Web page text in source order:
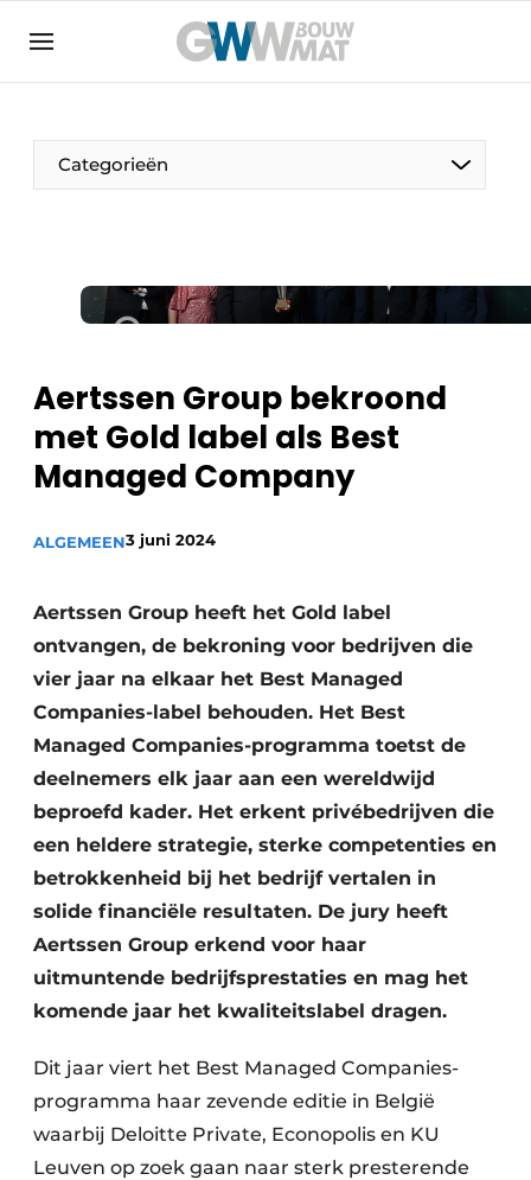
Bedrijven
Contact
Home
Nieuwsbrief
Podcasts
Privacy / Cookie statement
Categorieën
Aertssen Group bekroond
met Gold label als Best
Managed Company
ALGEMEEN3 juni 2024
Aertssen Group heeft het Gold label
ontvangen, de bekroning voor bedrijven die
vier jaar na elkaar het Best Managed
Companies-label behouden. Het Best
Managed Companies-programma toetst de
deelnemers elk jaar aan een wereldwijd
beproefd kader. Het erkent privébedrijven die
een heldere strategie, sterke competenties en
betrokkenheid bij het bedrijf vertalen in
solide financiële resultaten. De jury heeft
Aertssen Group erkend voor haar
uitmuntende bedrijfsprestaties en mag het
komende jaar het kwaliteitslabel dragen.
Dit jaar viert het Best Managed Companies-
programma haar zevende editie in België
waarbij Deloitte Private, Econopolis en KU
Leuven op zoek gaan naar sterk presterende